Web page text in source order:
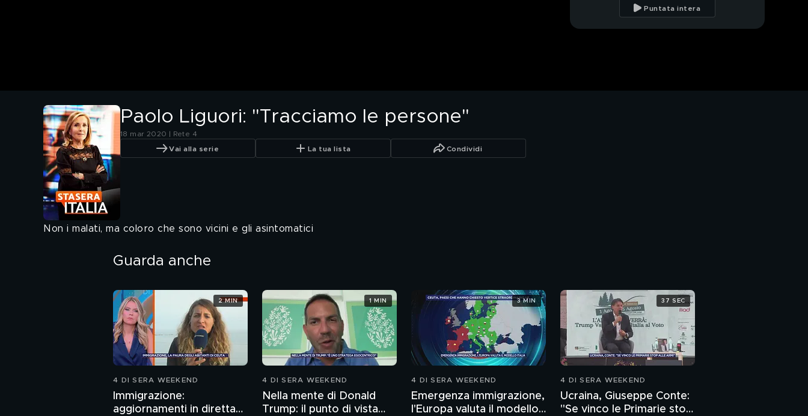
Puntata intera
Paolo Liguori: "Tracciamo le persone"
18 mar 2020 | Rete 4
Vai alla serie La tua lista Condividi
Non i malati, ma coloro che sono vicini e gli asintomatici
Guarda anche
4 DI SERA WEEKEND
Immigrazione:
aggiornamenti in diretta
2 MIN
4 DI SERA WEEKEND
Nella mente di Donald
Trump: il punto di vista
1 MIN
4 DI SERA WEEKEND
Emergenza immigrazione,
l'Europa valuta il modello
3 MIN
4 DI SERA WEEKEND
Ucraina, Giuseppe Conte:
"Se vinco le Primarie stop
37 SEC